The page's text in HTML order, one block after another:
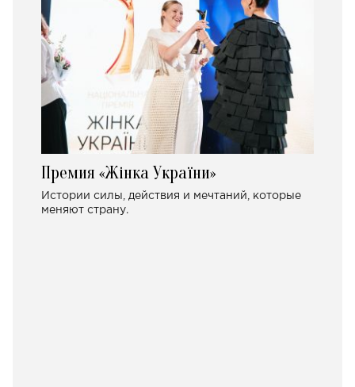
Премия «Жінка України»
Истории силы, действия и мечтаний, которые
меняют страну.